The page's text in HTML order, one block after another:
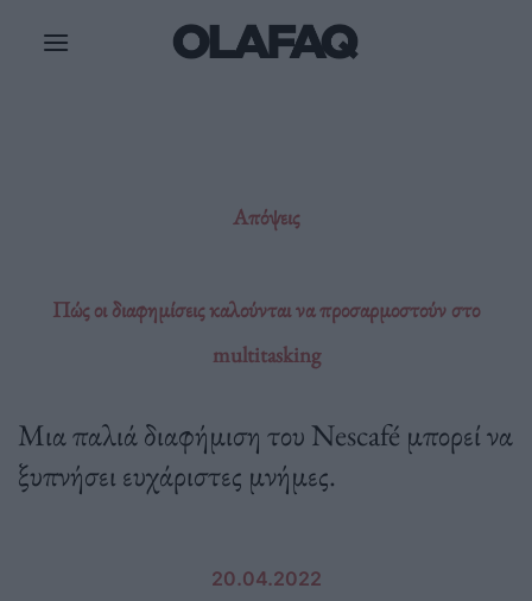
Απόψεις
Πώς οι διαφημίσεις καλούνται να προσαρμοστούν στο
multitasking
Μια παλιά διαφήμιση του Nescafé μπορεί να
ξυπνήσει ευχάριστες μνήμες.
20.04.2022